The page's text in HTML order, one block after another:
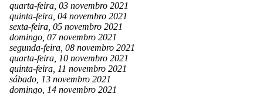
quarta-feira, 03 novembro 2021
quinta-feira, 04 novembro 2021
sexta-feira, 05 novembro 2021
domingo, 07 novembro 2021
segunda-feira, 08 novembro 2021
quarta-feira, 10 novembro 2021
quinta-feira, 11 novembro 2021
sábado, 13 novembro 2021
domingo, 14 novembro 2021